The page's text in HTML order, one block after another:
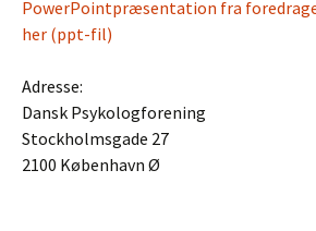
PowerPointpræsentation fra
her (ppt-fil)
Adresse:
Dansk Psykologforening
Stockholmsgade 27
2100 København Ø